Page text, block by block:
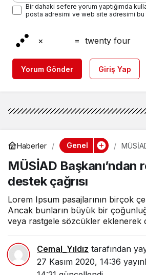
Bir dahaki sefere yorum yaptığımda
posta adresimi ve web site adresimi bu
× = twenty four
Yorum Gönder Giriş Yap
Haberler Genel
MÜSİAD Başkanı’ndan
destek çağrısı
Lorem Ipsum pasajlarının birçok
Ancak bunların büyük bir
veya rastgele sözcükler eklenerek
Cemal_Yıldız tarafından
27 Kasım 2020, 14:36